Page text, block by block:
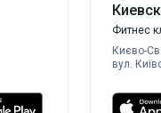
Фитнес
Києво-
вул.